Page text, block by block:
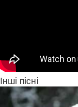
Інші пісні